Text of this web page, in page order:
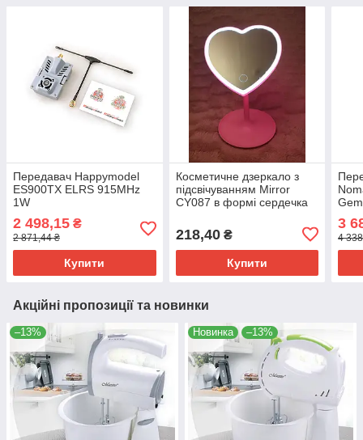
Передавач Happymodel
ES900TX ELRS 915MHz
1W
2 498,15 ₴
2 871,44 ₴
Купити
Косметичне дзеркало з
підсвічуванням Mirror
CY087 в формі сердечка
218,40₴
Купити
3
4
Акційні пропозиції та новинки
–13% Новинка –13%